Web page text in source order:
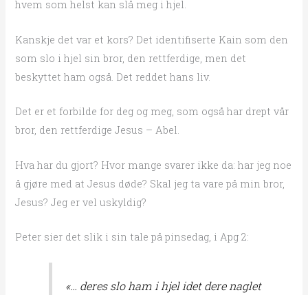
hvem som helst kan slå meg i hjel.
Kanskje det var et kors? Det identifiserte Kain som den
som slo i hjel sin bror, den rettferdige, men det
beskyttet ham også. Det reddet hans liv.
Det er et forbilde for deg og meg, som også har drept vår
bror, den rettferdige Jesus – Abel.
Hva har du gjort? Hvor mange svarer ikke da: har jeg noe
å gjøre med at Jesus døde? Skal jeg ta vare på min bror,
Jesus? Jeg er vel uskyldig?
Peter sier det slik i sin tale på pinsedag, i Apg 2:
«… deres slo ham i hjel idet dere naglet